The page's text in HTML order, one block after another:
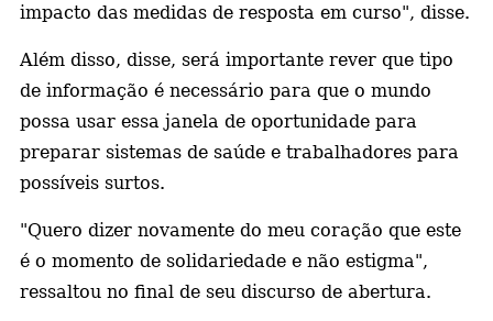
impacto das medidas de resposta em curso", disse.
Além disso, disse, será importante rever que tipo
de informação é necessário para que o mundo
possa usar essa janela de oportunidade para
preparar sistemas de saúde e trabalhadores para
possíveis surtos.
"Quero dizer novamente do meu coração que este
é o momento de solidariedade e não estigma",
ressaltou no final de seu discurso de abertura.